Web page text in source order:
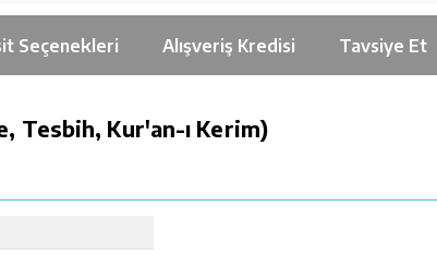
Seçenekleri Alışveriş Kredisi Tavsiye Et
Tesbih, Kur'an-ı Kerim)